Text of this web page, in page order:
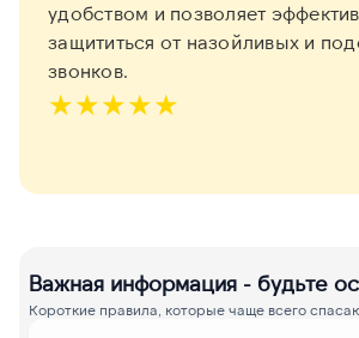
удобством и позволяет
защититься от назойливых и
звонков.
★★★★★
Важная информация - будьте
Короткие правила, которые чаще всего